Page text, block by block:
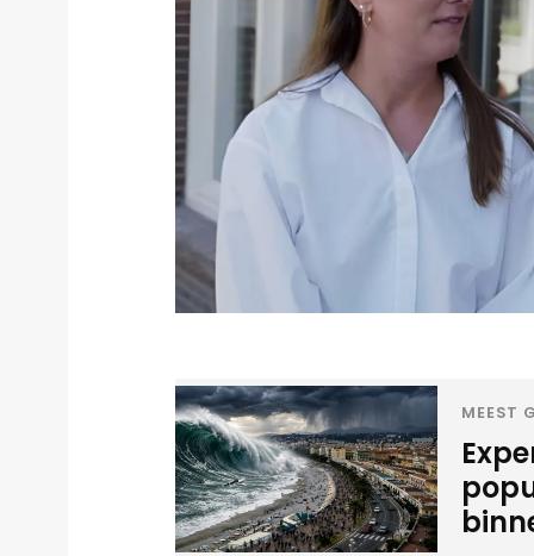
MEEST